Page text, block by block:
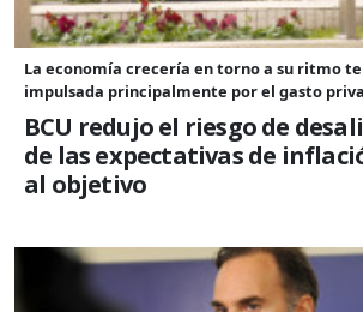
La economía crecería en torno a su ritmo
impulsada principalmente por el gasto
BCU redujo el riesgo de
de las expectativas de
al objetivo